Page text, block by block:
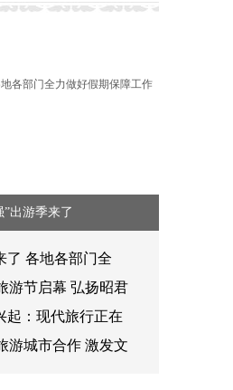
”出游季来了
了 各地各部门全
游节启幕 弘扬昭君
起：现代旅行正在
游城市合作 激发文